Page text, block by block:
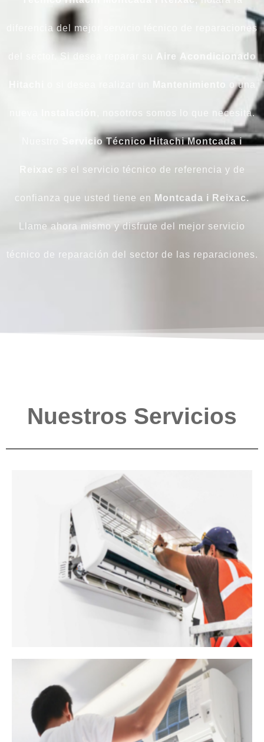
diferencia del mejor servicio técnico de reparaciones
del sector. Si desea reparar su Aire Acondicionado
o una
, nosotros somos lo que necesita.
Servicio Técnico Hitachi Montcada i
Reixac es el servicio técnico de referencia y de
confianza que usted tiene en Montcada i Reixac.
Llame ahora mismo y disfrute del mejor servicio
técnico de reparación del sector de las reparaciones.
Nuestros Servicios